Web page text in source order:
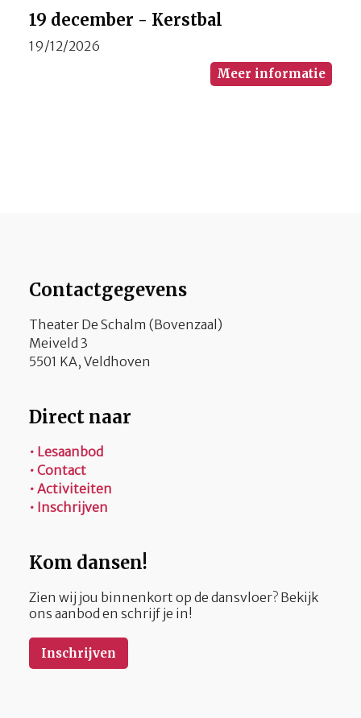
19 december - Kerstbal
19/12/2026
Meer informatie
Contactgegevens
Theater De Schalm (Bovenzaal)
Meiveld 3
5501 KA, Veldhoven
Direct naar
• Lesaanbod
• Contact
• Activiteiten
• Inschrijven
Kom dansen!
Zien wij jou binnenkort op de dansvloer? Bekijk
ons aanbod en schrijf je in!
Inschrijven